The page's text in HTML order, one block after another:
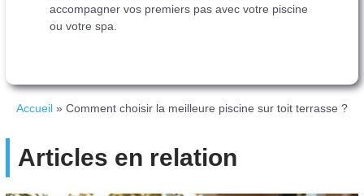
accompagner vos premiers pas avec votre piscine
ou votre spa.
Accueil » Comment choisir la meilleure piscine sur toit terrasse ?
Articles en relation